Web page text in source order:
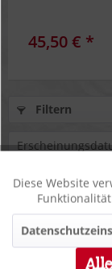
45,50 € *
Filtern
Funktionale
Marketing
Diese Website